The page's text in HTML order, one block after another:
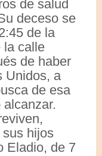
de salud
deceso se
de la
la calle
de haber
Unidos, a
de esa
hijos
Eladio, de 7